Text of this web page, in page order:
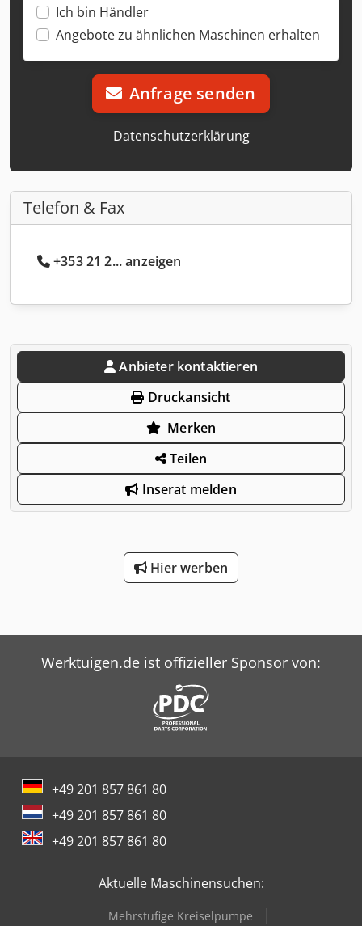
Ich bin Händler
Angebote zu ähnlichen Maschinen erhalten
Anfrage senden
Datenschutzerklärung
Telefon & Fax
+353 21 2... anzeigen
Anbieter kontaktieren
Druckansicht
Merken
Teilen
Inserat melden
Hier werben
Werktuigen.de ist offizieller Sponsor von:
+49 201 857 861 80
+49 201 857 861 80
+49 201 857 861 80
Aktuelle Maschinensuchen:
Mehrstufige Kreiselpumpe